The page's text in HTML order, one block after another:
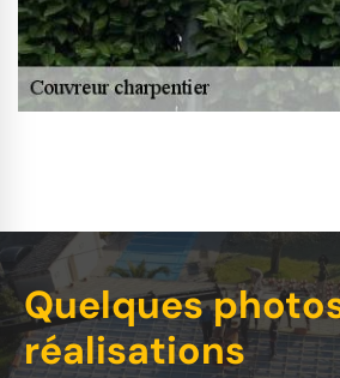
Quelques
réalisations